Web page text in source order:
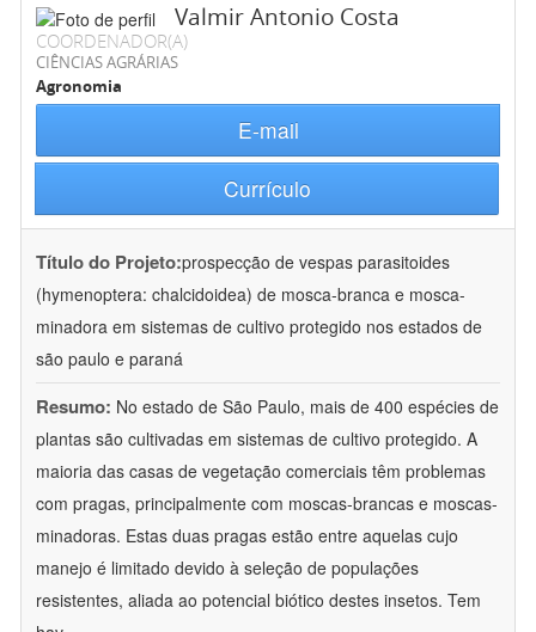
Valmir Antonio Costa
COORDENADOR(A)
CIÊNCIAS AGRÁRIAS
Agronomia
E-mail
Currículo
Título do Projeto:prospecção de vespas parasitoides
(hymenoptera: chalcidoidea) de mosca-branca e mosca-
minadora em sistemas de cultivo protegido nos estados de
são paulo e paraná
Resumo: No estado de São Paulo, mais de 400 espécies de
plantas são cultivadas em sistemas de cultivo protegido. A
maioria das casas de vegetação comerciais têm problemas
com pragas, principalmente com moscas-brancas e moscas-
minadoras. Estas duas pragas estão entre aquelas cujo
manejo é limitado devido à seleção de populações
resistentes, aliada ao potencial biótico destes insetos. Tem